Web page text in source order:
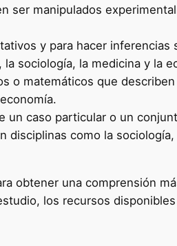
ser manipulados
y para hacer inferencias
sociología, la medicina y la
o matemáticos que
un caso particular o un
disciplinas como la sociología,
obtener una comprensión
los recursos